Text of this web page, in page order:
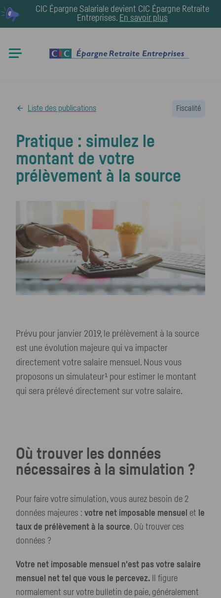
CIC Épargne Salariale devient CIC Épargne Retraite
Entreprises. En savoir plus
Liste des publications Fiscalité
Pratique : simulez le
montant de votre
prélèvement à la source
Prévu pour janvier 2019, le prélèvement à la source
est une évolution majeure qui va impacter
directement votre salaire mensuel. Nous vous
proposons un simulateur¹ pour estimer le montant
qui sera prélevé directement sur votre salaire.
Où trouver les données
nécessaires à la simulation ?
Pour faire votre simulation, vous aurez besoin de 2
données majeures : votre net imposable mensuel et le
taux de prélèvement à la source. Où trouver ces
données ?
Votre net imposable mensuel n'est pas votre salaire
mensuel net tel que vous le percevez. Il figure
normalement sur votre bulletin de paie, généralement